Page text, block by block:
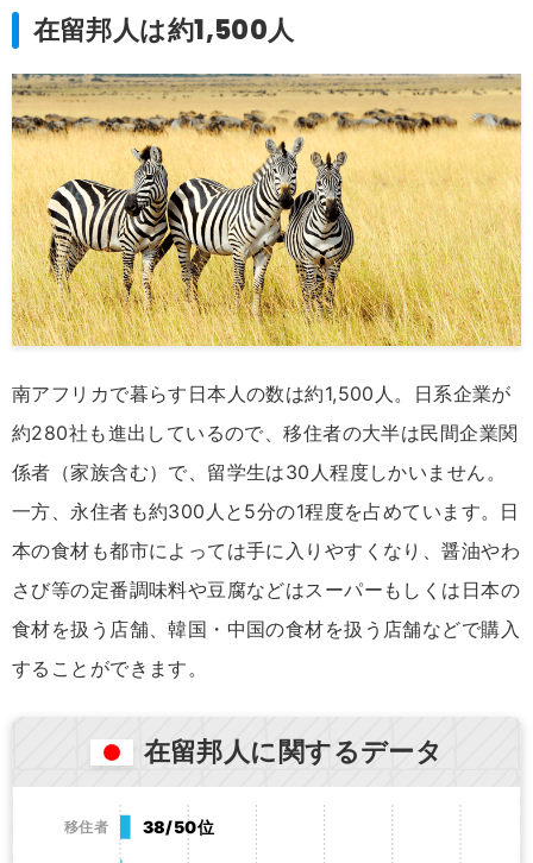
在留邦人は約1,500人
南アフリカで暮らす日本人の数は約1,500人。日系企業が
約280社も進出しているので、移住者の大半は民間企業関
係者（家族含む）で、留学生は30人程度しかいません。
一方、永住者も約300人と5分の1程度を占めています。日
本の食材も都市によっては手に入りやすくなり、醤油やわ
さび等の定番調味料や豆腐などはスーパーもしくは日本の
食材を扱う店舗、韓国・中国の食材を扱う店舗などで購入
することができます。
在留邦人に関するデータ
38/50位
移住者